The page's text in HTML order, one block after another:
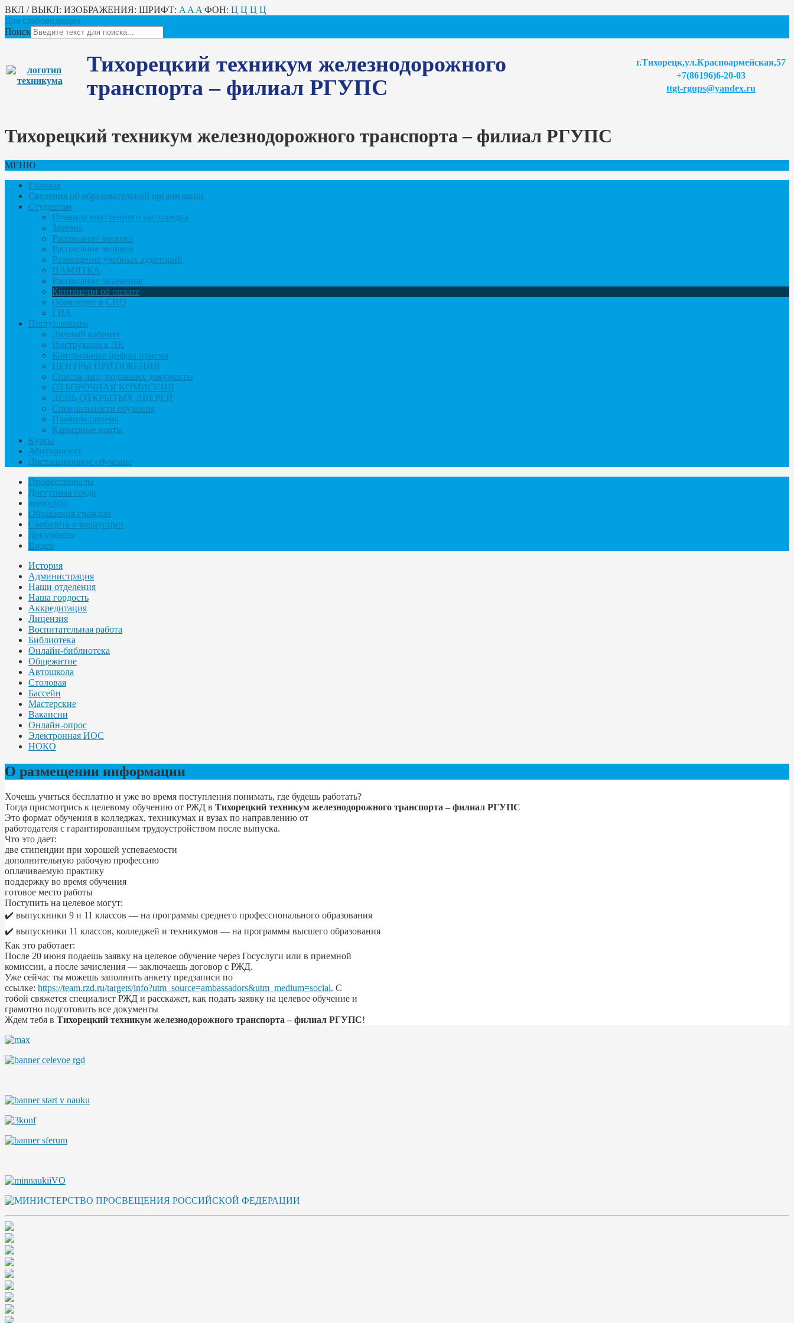
ВКЛ / ВЫКЛ: ИЗОБРАЖЕНИЯ: ШРИФТ: A A A ФОН: Ц Ц Ц Ц
Для слабовидящих
Поиск
Тихорецкий техникум железнодорожного
транспорта – филиал РГУПС
г.Тихорецк,ул.Красноармейская,57
+7(86196)6-20-03
ttgt-rgups@yandex.ru
Тихорецкий техникум железнодорожного транспорта – филиал РГУПС
МЕНЮ
Главная
Сведения об образовательной организации
Студентам
Правила внутреннего распорядка
Замены
Расписание занятий
Расписание звонков
Размещение учебных аудиторий
ПАМЯТКА
Расписание экзаменов
Квитанции об оплате
Обркредит в СПО
ГИА
Поступающим
Личный кабинет
Инструкция к ЛК
Контрольные цифры приема
ЦЕНТРЫ ПРИТЯЖЕНИЯ
Список лиц, подавших документы
ОТБОРОЧНАЯ КОМИССИЯ
ДЕНЬ ОТКРЫТЫХ ДВЕРЕЙ
Специальности обучения
Правила приема
Карьерные карты
Курсы
Абитуриенту
Дистанционное обучение
Профессионалы
Доступная среда
конкурсы
Обращения граждан
Сообщить о коррупции
Документы
Видео
История
Администрация
Наши отделения
Наша гордость
Аккредитация
Лицензия
Воспитательная работа
Библиотека
Онлайн-библиотека
Общежитие
Автошкола
Столовая
Бассейн
Мастерские
Вакансии
Онлайн-опрос
Электронная ИОС
НОКО
О размещении информации
Хочешь учиться бесплатно и уже во время поступления понимать, где будешь работать?
Тогда присмотрись к целевому обучению от РЖД в Тихорецкий техникум железнодорожного транспорта – филиал РГУПС
Это формат обучения в колледжах, техникумах и вузах по направлению от
работодателя с гарантированным трудоустройством после выпуска.
Что это дает:
две стипендии при хорошей успеваемости
дополнительную рабочую профессию
оплачиваемую практику
поддержку во время обучения
готовое место работы
Поступить на целевое могут:
✔️ выпускники 9 и 11 классов — на программы среднего профессионального образования
✔️ выпускники 11 классов, колледжей и техникумов — на программы высшего образования
Как это работает:
После 20 июня подаешь заявку на целевое обучение через Госуслуги или в приемной
комиссии, а после зачисления — заключаешь договор с РЖД.
Уже сейчас ты можешь заполнить анкету предзаписи по
ссылке: https://team.rzd.ru/targets/info?utm_source=ambassadors&utm_medium=social. С
тобой свяжется специалист РЖД и расскажет, как подать заявку на целевое обучение и
грамотно подготовить все документы
Ждем тебя в Тихорецкий техникум железнодорожного транспорта – филиал РГУПС!